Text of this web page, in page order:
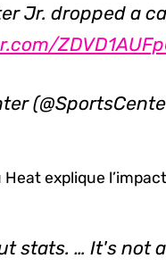
Jr. dropped a
explique
stats. … It's not